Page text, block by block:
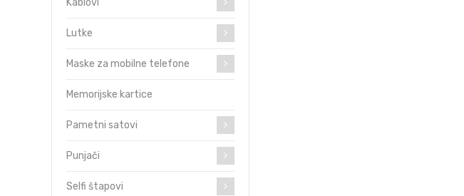
Kablovi
Lutke
Maske za mobilne telefone
Memorijske kartice
Pametni satovi
Punjači
Selfi štapovi